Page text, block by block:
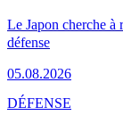
Le Japon cherche à
défense
05.08.2026
DÉFENSE